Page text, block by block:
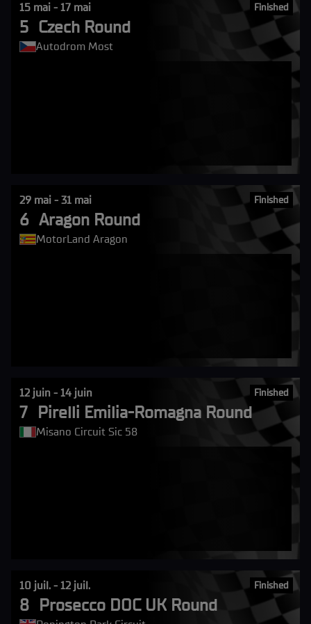
Finished
15 mai - 17 mai
5 Czech Round
Autodrom Most
Finished
29 mai - 31 mai
6 Aragon Round
MotorLand Aragon
Finished
12 juin - 14 juin
7 Pirelli Emilia-Romagna Round
Misano Circuit Sic 58
Finished
10 juil. - 12 juil.
8 Prosecco DOC UK Round